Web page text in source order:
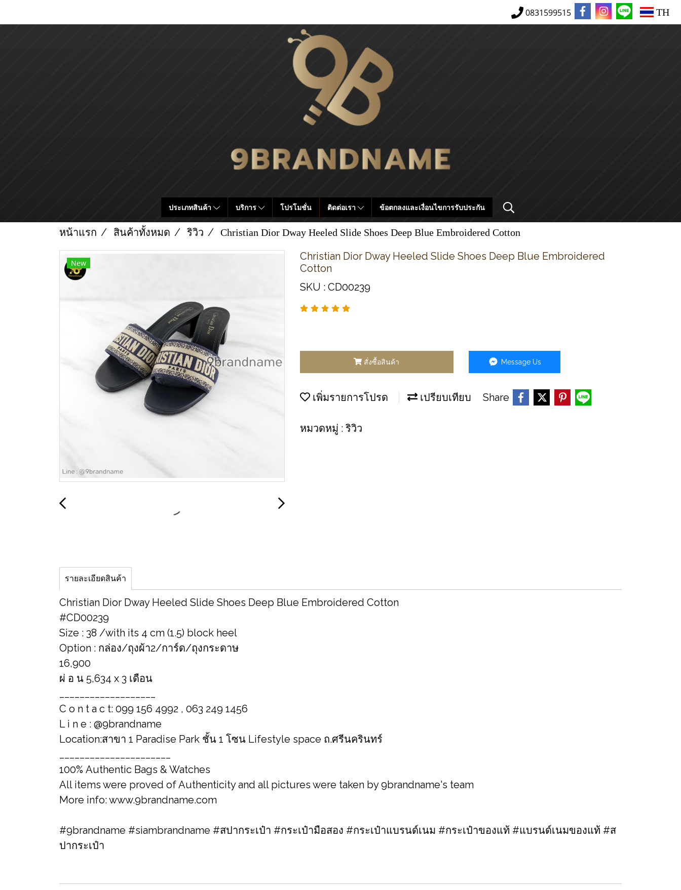
0831599515 TH
ประเภทสินค้า บริการ โปรโมชั่น ติดต่อเรา ข้อตกลงและเงื่อนไขการรับประกัน
หน้าแรก สินค้าทั้งหมด ริวิว Christian Dior Dway Heeled Slide Shoes Deep Blue Embroidered Cotton
New
Christian Dior Dway Heeled Slide Shoes Deep Blue Embroidered
Cotton
SKU : CD00239
สั่งซื้อสินค้า Message Us
เพิ่มรายการโปรด เปรียบเทียบ Share
หมวดหมู่ : ริวิว
รายละเอียดสินค้า
Christian Dior Dway Heeled Slide Shoes Deep Blue Embroidered Cotton
#CD00239
Size : 38 /with its 4 cm (1.5) block heel
Option : กล่อง/ถุงผ้า2/การ์ด/ถุงกระดาษ
16,900
ผ่ อ น 5,634 x 3 เดือน
C o n t a c t: 099 156 4992 , 063 249 1456
L i n e : @9brandname
Location:สาขา 1 Paradise Park ชั้น 1 โซน Lifestyle space ถ.ศรีนครินทร์
100% Authentic Bags & Watches
All items were proved of Authenticity and all pictures were taken by 9brandname's team
More info: www.9brandname.com
#9brandname #siambrandname #สปากระเป๋า #กระเป๋ามือสอง #กระเป๋าแบรนด์เนม #กระเป๋าของแท้ #แบรนด์เนมของแท้ #ส
ปากระเป๋า